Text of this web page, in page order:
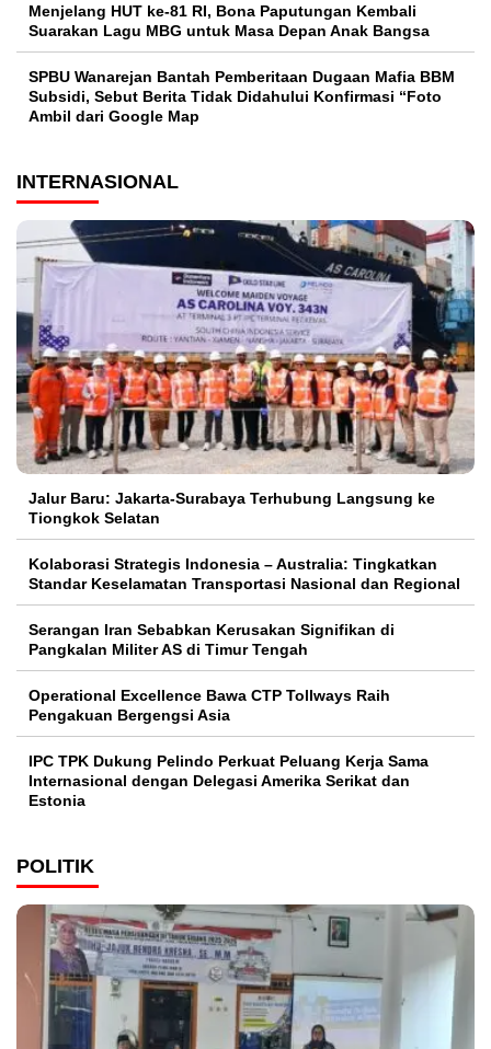
Menjelang HUT ke-81 RI, Bona Paputungan Kembali
Suarakan Lagu MBG untuk Masa Depan Anak Bangsa
SPBU Wanarejan Bantah Pemberitaan Dugaan Mafia BBM
Subsidi, Sebut Berita Tidak Didahului Konfirmasi “Foto
Ambil dari Google Map
INTERNASIONAL
Jalur Baru: Jakarta-Surabaya Terhubung Langsung ke
Tiongkok Selatan
Kolaborasi Strategis Indonesia – Australia: Tingkatkan
Standar Keselamatan Transportasi Nasional dan Regional
Serangan Iran Sebabkan Kerusakan Signifikan di
Pangkalan Militer AS di Timur Tengah
Operational Excellence Bawa CTP Tollways Raih
Pengakuan Bergengsi Asia
IPC TPK Dukung Pelindo Perkuat Peluang Kerja Sama
Internasional dengan Delegasi Amerika Serikat dan
Estonia
POLITIK